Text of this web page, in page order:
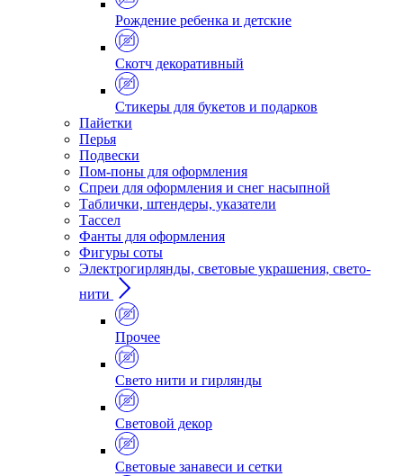
Рождение ребенка и детские
Скотч декоративный
Стикеры для букетов и подарков
Пайетки
Перья
Подвески
Пом-поны для оформления
Спреи для оформления и снег насыпной
Таблички, штендеры, указатели
Тассел
Фанты для оформления
Фигуры соты
Электрогирлянды, световые украшения, свето-
нити
Прочее
Свето нити и гирлянды
Световой декор
Световые занавеси и сетки